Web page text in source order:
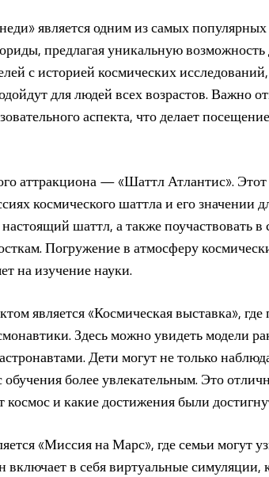
является одним из самых
предлагая уникальную
с историей космических
для людей всех возрастов. Важно
аспекта, что делает
аттракциона — «Шаттл Атлантис».
космического шаттла и его значении
шаттл, а также поучаствовать в
Погружение в атмосферу
на изучение науки.
является «Космическая выставка», где
Здесь можно увидеть модели
Дети могут не только
обучения более увлекательным. Это
космос и какие достижения были
«Миссия на Марс», где семьи могут
включает в себя виртуальные симуляции,